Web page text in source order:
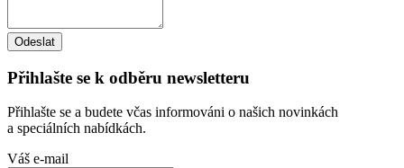
Přihlašte se k odběru newsletteru
Přihlašte se a budete včas informováni o našich novinkách
a speciálních nabídkách.
Váš e-mail